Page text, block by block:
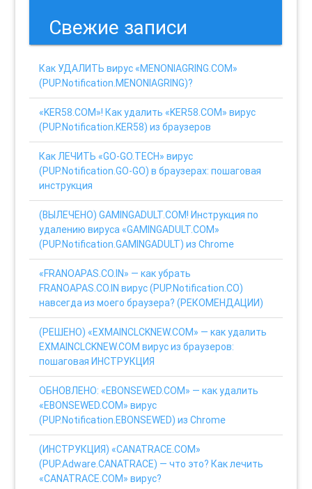
Свежие записи
Как УДАЛИТЬ вирус «MENONIAGRING.COM»
(PUP.Notification.MENONIAGRING)?
«KER58.COM»! Как удалить «KER58.COM» вирус
(PUP.Notification.KER58) из браузеров
Как ЛЕЧИТЬ «GO-GO.TECH» вирус
(PUP.Notification.GO-GO) в браузерах: пошаговая
инструкция
(ВЫЛЕЧЕНО) GAMINGADULT.COM! Инструкция по
удалению вируса «GAMINGADULT.COM»
(PUP.Notification.GAMINGADULT) из Chrome
«FRANOAPAS.CO.IN» — как убрать
FRANOAPAS.CO.IN вирус (PUP.Notification.CO)
навсегда из моего браузера? (РЕКОМЕНДАЦИИ)
(РЕШЕНО) «EXMAINCLCKNEW.COM» — как удалить
EXMAINCLCKNEW.COM вирус из браузеров:
пошаговая ИНСТРУКЦИЯ
ОБНОВЛЕНО: «EBONSEWED.COM» — как удалить
«EBONSEWED.COM» вирус
(PUP.Notification.EBONSEWED) из Chrome
(ИНСТРУКЦИЯ) «CANATRACE.COM»
(PUP.Adware.CANATRACE) — что это? Как лечить
«CANATRACE.COM» вирус?